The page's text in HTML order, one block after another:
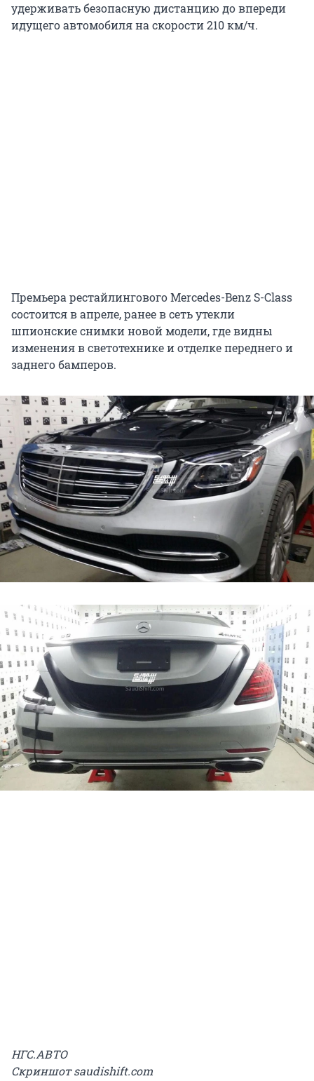
удерживать безопасную дистанцию до впереди
идущего автомобиля на скорости 210 км/ч.
Премьера рестайлингового Mercedes-Benz S-Class
состоится в апреле, ранее в сеть утекли
шпионские снимки новой модели, где видны
изменения в светотехнике и отделке переднего и
заднего бамперов.
НГС.АВТО
Скриншот saudishift.com